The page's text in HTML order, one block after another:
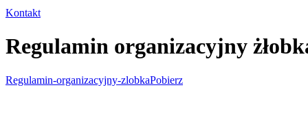
Kontakt
Regulamin organizacyjny
Regulamin-organizacyjny-zlobkaPobierz